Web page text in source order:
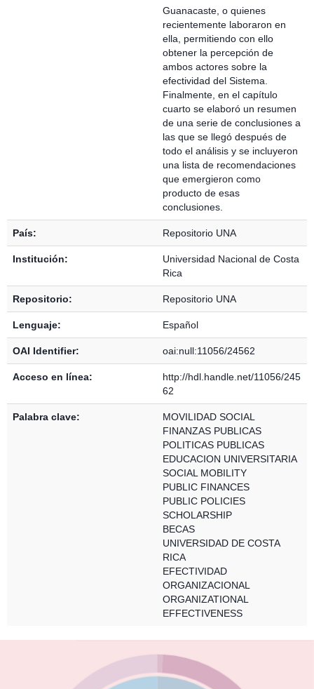
Guanacaste, o quienes
recientemente laboraron en
ella, permitiendo con ello
obtener la percepción de
ambos actores sobre la
efectividad del Sistema.
Finalmente, en el capítulo
cuarto se elaboró un resumen
de una serie de conclusiones a
las que se llegó después de
todo el análisis y se incluyeron
una lista de recomendaciones
que emergieron como
producto de esas
conclusiones.
País: Repositorio UNA
Institución:
Universidad Nacional de Costa
Rica
Repositorio: Repositorio UNA
Lenguaje: Español
OAI Identifier: oai:null:11056/24562
Acceso en línea:
http://hdl.handle.net/11056/245
62
Palabra clave:
MOVILIDAD SOCIAL
FINANZAS PUBLICAS
POLITICAS PUBLICAS
EDUCACION UNIVERSITARIA
SOCIAL MOBILITY
PUBLIC FINANCES
PUBLIC POLICIES
SCHOLARSHIP
BECAS
UNIVERSIDAD DE COSTA
RICA
EFECTIVIDAD
ORGANIZACIONAL
ORGANIZATIONAL
EFFECTIVENESS